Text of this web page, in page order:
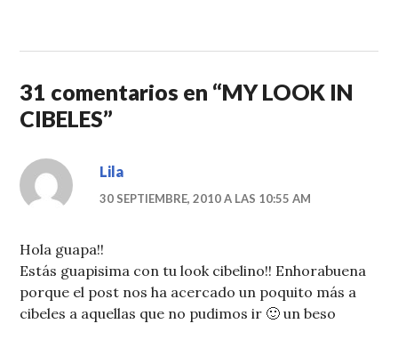
31 comentarios en “MY LOOK IN
CIBELES”
Lila
30 SEPTIEMBRE, 2010 A LAS 10:55 AM
Hola guapa!!
Estás guapisima con tu look cibelino!! Enhorabuena
porque el post nos ha acercado un poquito más a
cibeles a aquellas que no pudimos ir 🙂 un beso